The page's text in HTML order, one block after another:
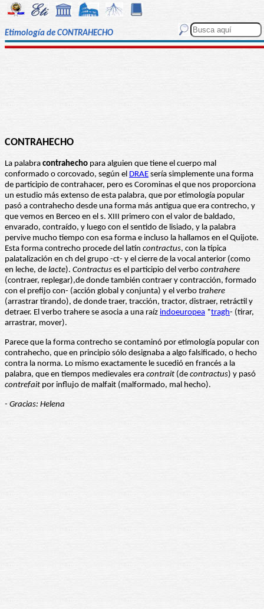
Etimología de CONTRAHECHO
CONTRAHECHO
La palabra contrahecho para alguien que tiene el cuerpo mal
conformado o corcovado, según el DRAE sería simplemente una forma
de participio de contrahacer, pero es Corominas el que nos proporciona
un estudio más extenso de esta palabra, que por etimología popular
pasó a contrahecho desde una forma más antigua que era contrecho, y
que vemos en Berceo en el s. XIII primero con el valor de baldado,
envarado, contraído, y luego con el sentido de lisiado, y la palabra
pervive mucho tiempo con esa forma e incluso la hallamos en el Quijote.
Esta forma contrecho procede del latín contractus, con la típica
palatalización en ch del grupo -ct- y el cierre de la vocal anterior (como
en leche, de lacte). Contractus es el participio del verbo contrahere
(contraer, replegar),de donde también contraer y contracción, formado
con el prefijo con- (acción global y conjunta) y el verbo trahere
(arrastrar tirando), de donde traer, tracción, tractor, distraer, retráctil y
detraer. El verbo trahere se asocia a una raíz indoeuropea *tragh- (tirar,
arrastrar, mover).
Parece que la forma contrecho se contaminó por etimología popular con
contrahecho, que en principio sólo designaba a algo falsificado, o hecho
contra la norma. Lo mismo exactamente le sucedió en francés a la
palabra, que en tiempos medievales era contrait (de contractus) y pasó
contrefait por influjo de malfait (malformado, mal hecho).
- Gracias: Helena